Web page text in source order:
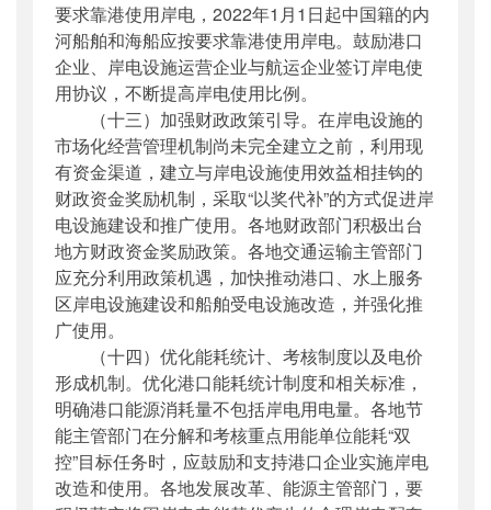
要求靠港使用岸电，2022年1月1日起中国籍的内
河船舶和海船应按要求靠港使用岸电。鼓励港口
企业、岸电设施运营企业与航运企业签订岸电使
用协议，不断提高岸电使用比例。
（十三）加强财政政策引导。在岸电设施的
市场化经营管理机制尚未完全建立之前，利用现
有资金渠道，建立与岸电设施使用效益相挂钩的
财政资金奖励机制，采取“以奖代补”的方式促进岸
电设施建设和推广使用。各地财政部门积极出台
地方财政资金奖励政策。各地交通运输主管部门
应充分利用政策机遇，加快推动港口、水上服务
区岸电设施建设和船舶受电设施改造，并强化推
广使用。
（十四）优化能耗统计、考核制度以及电价
形成机制。优化港口能耗统计制度和相关标准，
明确港口能源消耗量不包括岸电用电量。各地节
能主管部门在分解和考核重点用能单位能耗“双
控”目标任务时，应鼓励和支持港口企业实施岸电
改造和使用。各地发展改革、能源主管部门，要